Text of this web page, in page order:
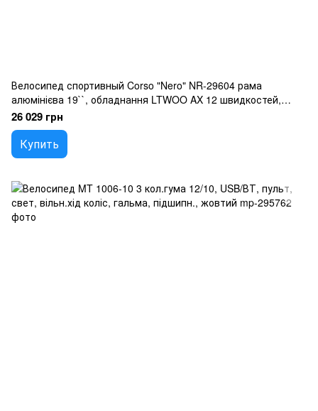
Велосипед спортивный Corso "Nero" NR-29604 рама
алюмінієва 19``, обладнання LTWOO AX 12 швидкостей,
зібран на 75
26 029 грн
Купить